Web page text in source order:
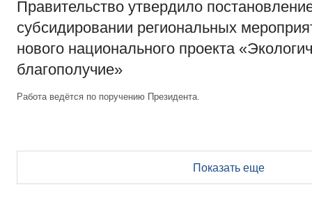
Правительство утвердило
субсидировании региональных
нового национального проекта
благополучие»
Работа ведётся по поручению Президента.
Показать еще